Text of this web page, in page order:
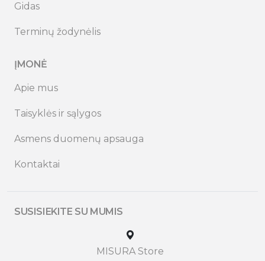
Gidas
Terminų žodynėlis
ĮMONĖ
Apie mus
Taisyklės ir sąlygos
Asmens duomenų apsauga
Kontaktai
SUSISIEKITE SU MUMIS
MISURA Store